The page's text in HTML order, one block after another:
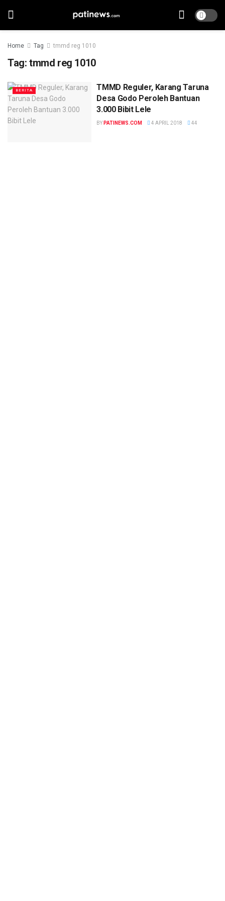
Home Tag tmmd reg 1010
Tag: tmmd reg 1010
BERITA
TMMD Reguler, Karang Taruna
Desa Godo Peroleh Bantuan
3.000 Bibit Lele
BY PATINEWS.COM 4 APRIL 2018 44